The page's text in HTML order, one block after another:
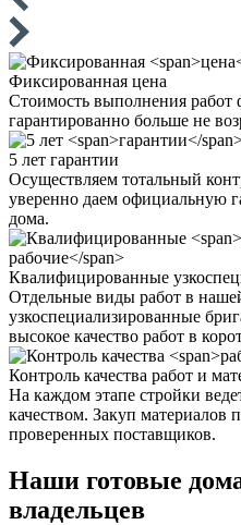
Фиксированная цена
Стоимость выполнения работ
гарантированно больше не
5 лет гарантии
Осуществляем тотальный
уверенно даем официальную
дома.
Квалифицированные
Отдельные виды работ в
узкоспециализированные
высокое качество работ в
Контроль качества работ и
На каждом этапе стройки
качеством. Закуп материалов
проверенных поставщиков.
Наши готовые
владельцев